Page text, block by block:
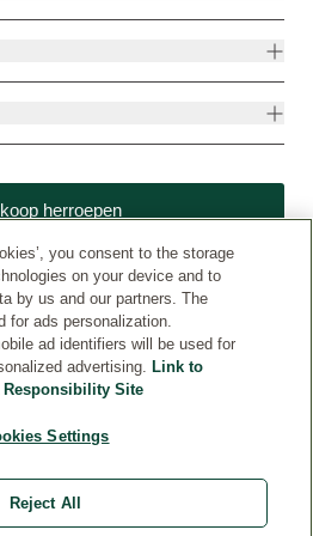
herroepen
© Weleda 2026
you consent to the storage
on your device and to
by us and our partners. The
for ads personalization.
ad identifiers will be used for
advertising. Link to
Responsibility Site
Settings
Reject All